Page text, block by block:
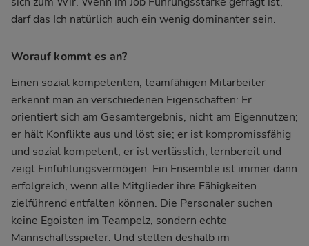
darf das Ich natürlich auch ein wenig dominanter sein.
Worauf kommt es an?
Einen sozial kompetenten, teamfähigen Mitarbeiter
erkennt man an verschiedenen Eigenschaften: Er
orientiert sich am Gesamtergebnis, nicht am Eigennutzen;
er hält Konflikte aus und löst sie; er ist kompromissfähig
und sozial kompetent; er ist verlässlich, lernbereit und
zeigt Einfühlungsvermögen. Ein Ensemble ist immer dann
erfolgreich, wenn alle Mitglieder ihre Fähigkeiten
zielführend entfalten können. Die Personaler suchen
keine Egoisten im Teampelz, sondern echte
Mannschaftsspieler. Und stellen deshalb im